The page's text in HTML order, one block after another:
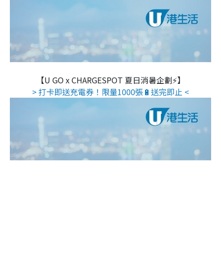
【U GO x CHARGESPOT 夏日消暑企劃⚡】
> 打卡即送充電券！限量1000張🔋送完即止 <